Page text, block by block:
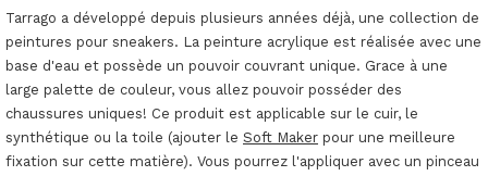
Tarrago a développé depuis plusieurs années déjà, une collection de
peintures pour sneakers. La peinture acrylique est réalisée avec une
base d'eau et possède un pouvoir couvrant unique. Grace à une
large palette de couleur, vous allez pouvoir posséder des
chaussures uniques! Ce produit est applicable sur le cuir, le
synthétique ou la toile (ajouter le Soft Maker pour une meilleure
fixation sur cette matière). Vous pourrez l'appliquer avec un pinceau